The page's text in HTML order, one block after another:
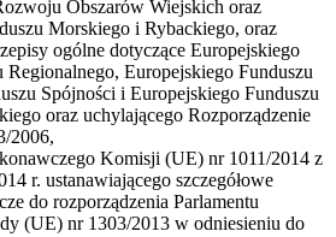
Obszarów Wiejskich oraz
Morskiego i Rybackiego, oraz
ogólne dotyczące Europejskiego
Europejskiego Funduszu
Spójności i Europejskiego Funduszu
oraz uchylającego Rozporządzenie
2006,
Komisji (UE) nr 1011/2014 z
r. ustanawiającego szczegółowe
do rozporządzenia Parlamentu
(UE) nr 1303/2013 w odniesieniu do